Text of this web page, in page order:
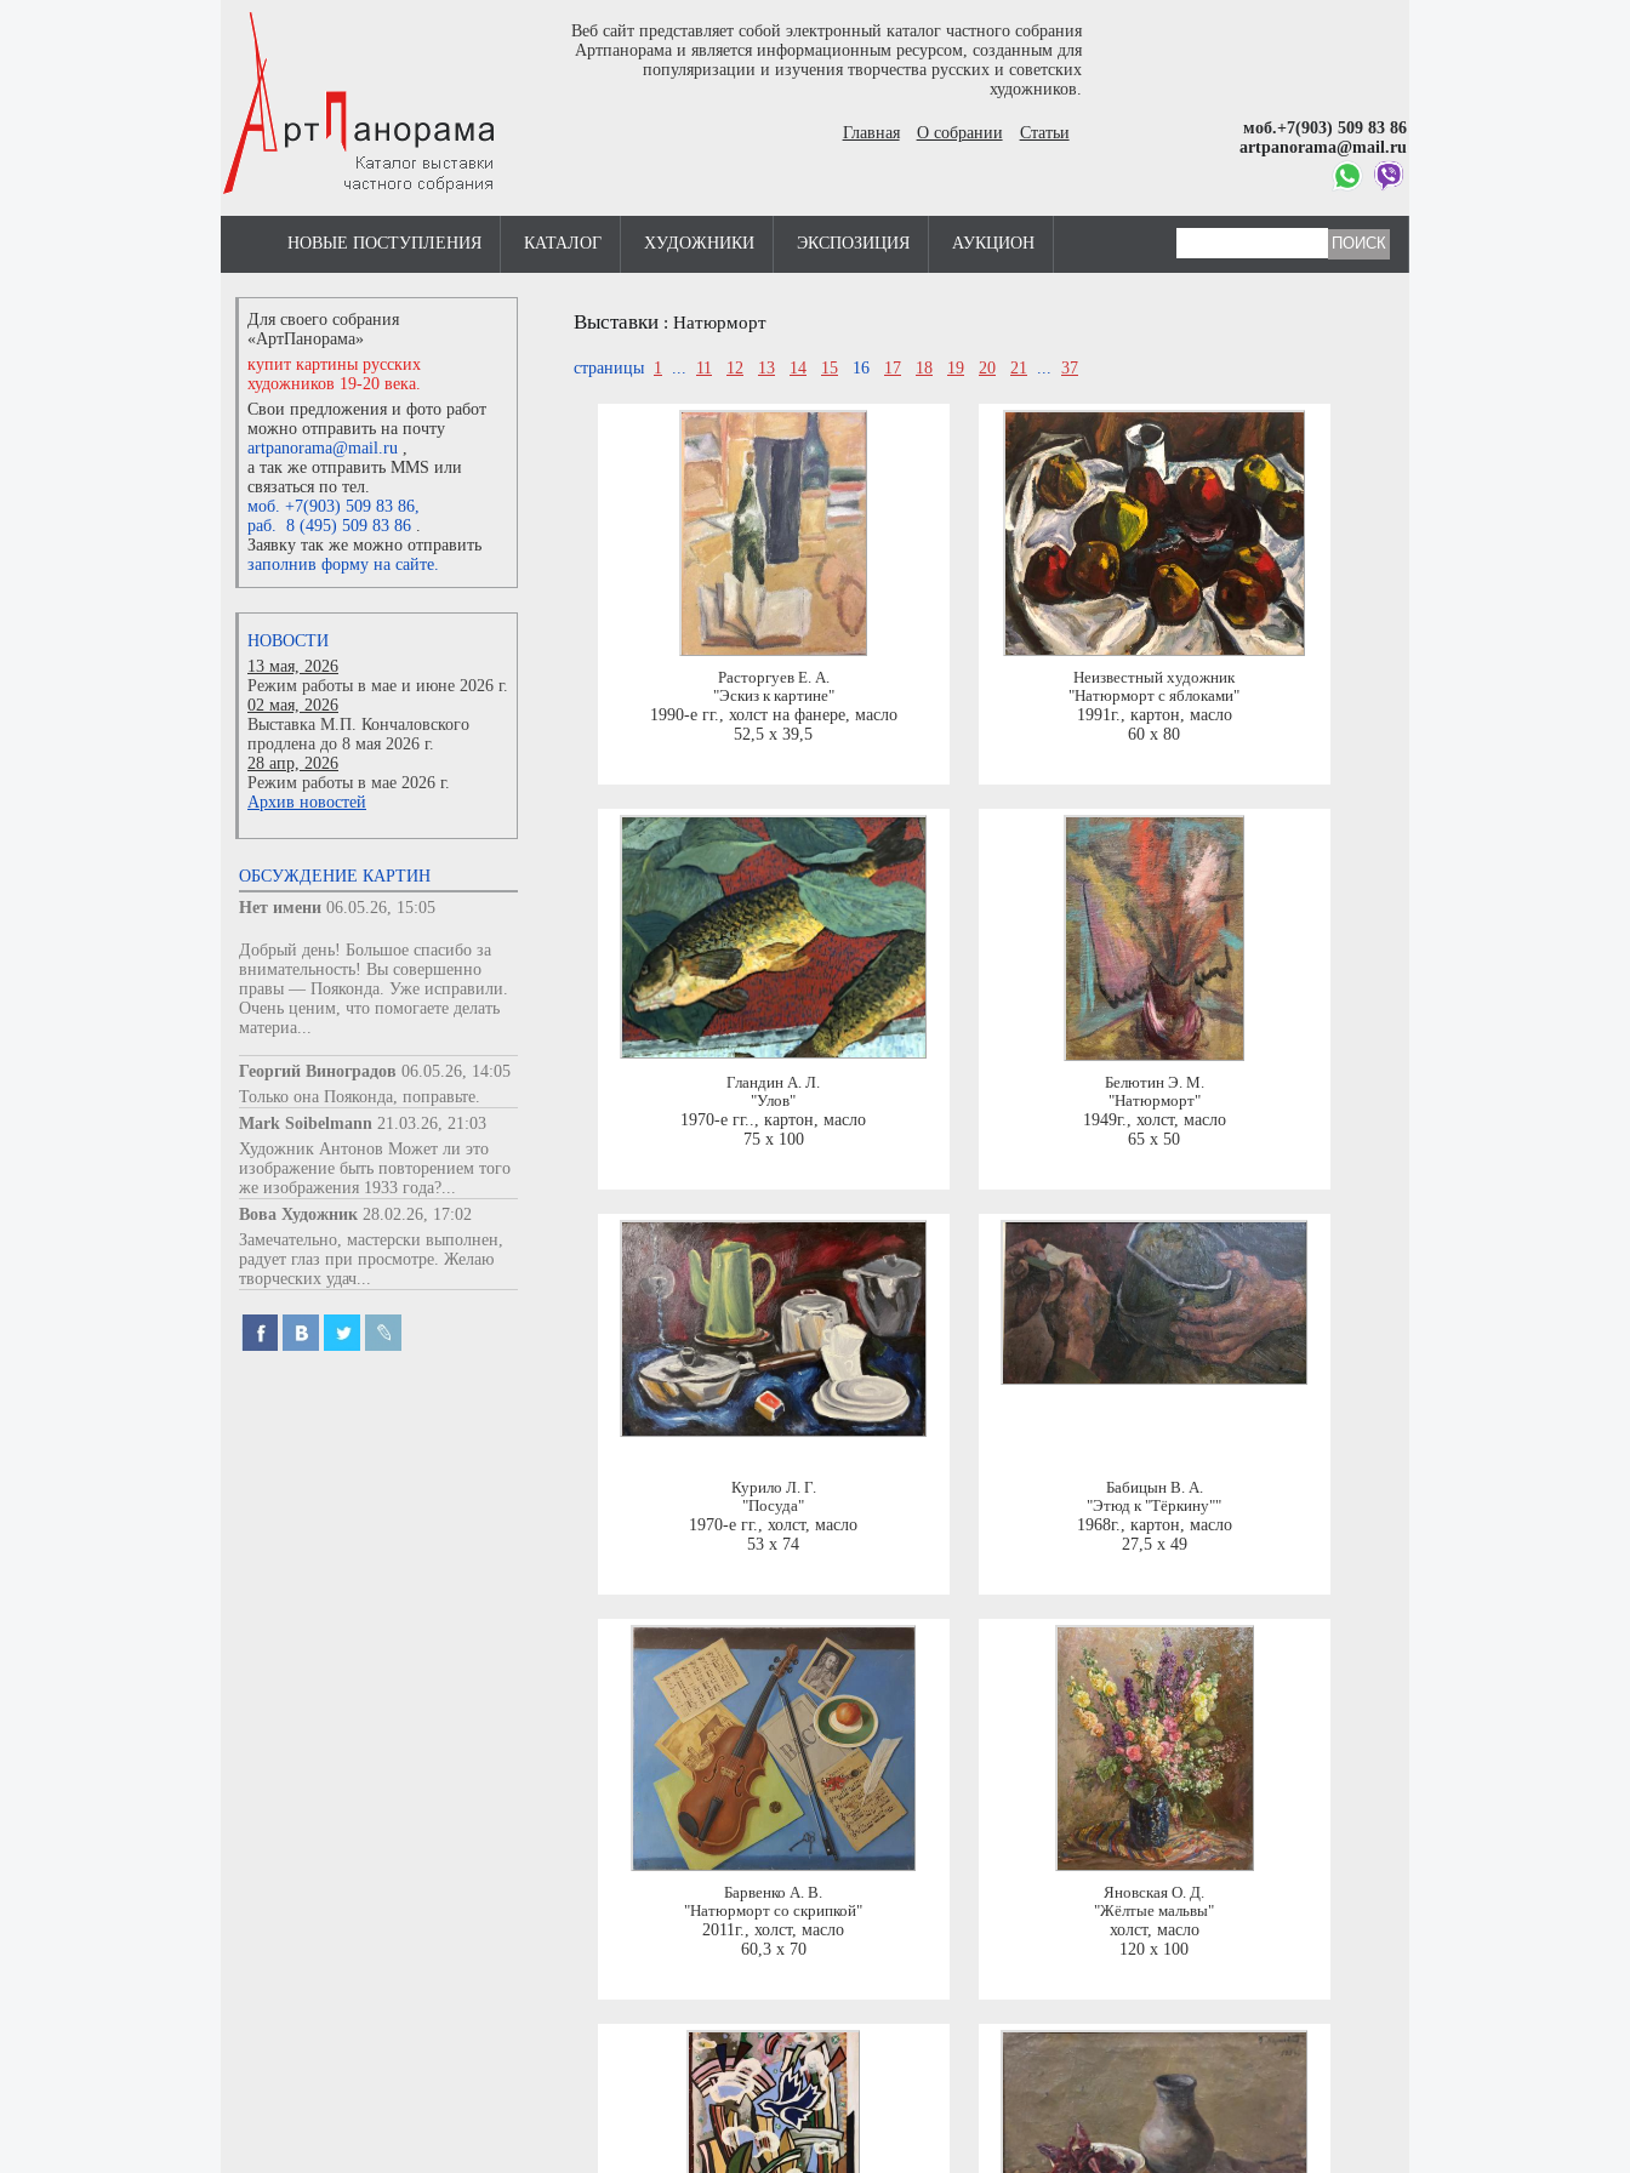
Веб сайт представляет собой электронный каталог частного собрания
Артпанорама и является информационным ресурсом, созданным для
популяризации и изучения творчества русских и советских
художников.
Главная О собрании Статьи
моб.+7(903) 509 83 86
artpanorama@mail.ru
НОВЫЕ ПОСТУПЛЕНИЯ КАТАЛОГ ХУДОЖНИКИ ЭКСПОЗИЦИЯ АУКЦИОН
Для своего собрания
«АртПанорама»
купит картины русских
художников 19-20 века.
Свои предложения и фото работ
можно отправить на почту
artpanorama@mail.ru ,
а так же отправить MMS или
связаться по тел.
моб. +7(903) 509 83 86,
раб. 8 (495) 509 83 86 .
Заявку так же можно отправить
заполнив форму на сайте.
НОВОСТИ
13 мая, 2026
Режим работы в мае и июне 2026 г.
02 мая, 2026
Выставка М.П. Кончаловского
продлена до 8 мая 2026 г.
28 апр, 2026
Режим работы в мае 2026 г.
Архив новостей
ОБСУЖДЕНИЕ КАРТИН
Нет имени 06.05.26, 15:05
Добрый день! Большое спасибо за
внимательность! Вы совершенно
правы — Пояконда. Уже исправили.
Очень ценим, что помогаете делать
материа...
Георгий Виноградов 06.05.26, 14:05
Только она Пояконда, поправьте.
Mark Soibelmann 21.03.26, 21:03
Художник Антонов Может ли это
изображение быть повторением того
же изображения 1933 года?...
Вова Художник 28.02.26, 17:02
Замечательно, мастерски выполнен,
радует глаз при просмотре. Желаю
творческих удач...
Выставки : Натюрморт
страницы 1 ... 11 12 13 14 15 16 17 18 19 20 21 ... 37
Расторгуев Е. А.
"Эскиз к картине"
1990-е гг., холст на фанере, масло
52,5 x 39,5
Неизвестный художник
"Натюрморт с яблоками"
1991г., картон, масло
60 x 80
Гландин А. Л.
"Улов"
1970-е гг.., картон, масло
75 x 100
Белютин Э. М.
"Натюрморт"
1949г., холст, масло
65 x 50
Курило Л. Г.
"Посуда"
1970-е гг., холст, масло
53 x 74
Бабицын В. А.
"Этюд к "Тёркину""
1968г., картон, масло
27,5 x 49
Барвенко А. В.
"Натюрморт со скрипкой"
2011г., холст, масло
60,3 x 70
Яновская О. Д.
"Жёлтые мальвы"
холст, масло
120 x 100